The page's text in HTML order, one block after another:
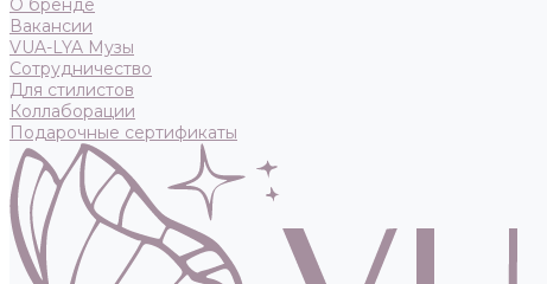
О бренде
Вакансии
VUA-LYA Музы
Сотрудничество
Для стилистов
Коллаборации
Подарочные сертификаты